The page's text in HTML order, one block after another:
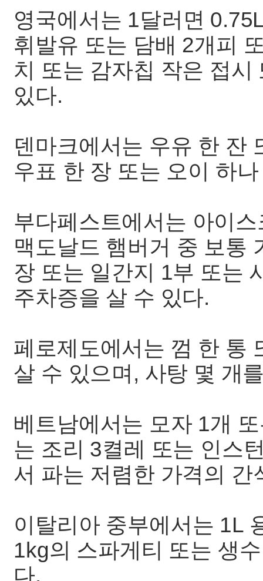
영국에서는 1달러면
휘발유 또는 담배 2개피
치 또는 감자칩 작은 접
있다.
덴마크에서는 우유 한 잔
우표 한 장 또는 오이 하
부다페스트에서는 아이
맥도날드 햄버거 중 보통
장 또는 일간지 1부 또는
주차증을 살 수 있다.
페로제도에서는 껌 한 통
살 수 있으며, 사탕 몇 개
베트남에서는 모자 1개
는 조리 3켤레 또는 인스
서 파는 저렴한 가격의 간
이탈리아 중부에서는 1L
1kg의 스파게티 또는 생
다.